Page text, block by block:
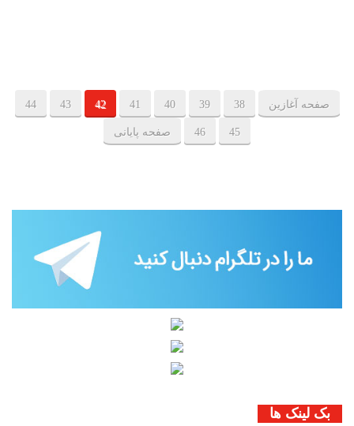
صفحه آغازین 38
39
40
41
42
43
44
45
46 صفحه پایانی
بک لینک ها